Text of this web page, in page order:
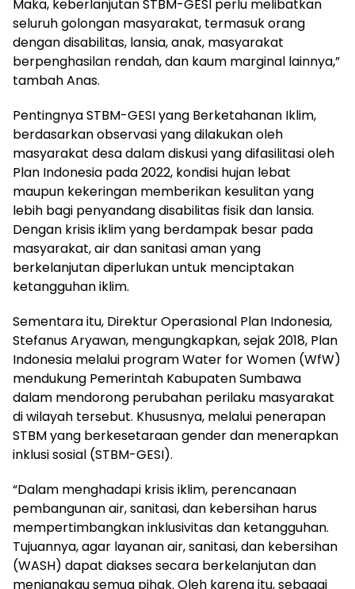
Maka, keberlanjutan STBM-GESI perlu melibatkan
seluruh golongan masyarakat, termasuk orang
dengan disabilitas, lansia, anak, masyarakat
berpenghasilan rendah, dan kaum marginal lainnya,”
tambah Anas.
Pentingnya STBM-GESI yang Berketahanan Iklim,
berdasarkan observasi yang dilakukan oleh
masyarakat desa dalam diskusi yang difasilitasi oleh
Plan Indonesia pada 2022, kondisi hujan lebat
maupun kekeringan memberikan kesulitan yang
lebih bagi penyandang disabilitas fisik dan lansia.
Dengan krisis iklim yang berdampak besar pada
masyarakat, air dan sanitasi aman yang
berkelanjutan diperlukan untuk menciptakan
ketangguhan iklim.
Sementara itu, Direktur Operasional Plan Indonesia,
Stefanus Aryawan, mengungkapkan, sejak 2018, Plan
Indonesia melalui program Water for Women (WfW)
mendukung Pemerintah Kabupaten Sumbawa
dalam mendorong perubahan perilaku masyarakat
di wilayah tersebut. Khususnya, melalui penerapan
STBM yang berkesetaraan gender dan menerapkan
inklusi sosial (STBM-GESI).
“Dalam menghadapi krisis iklim, perencanaan
pembangunan air, sanitasi, dan kebersihan harus
mempertimbangkan inklusivitas dan ketangguhan.
Tujuannya, agar layanan air, sanitasi, dan kebersihan
(WASH) dapat diakses secara berkelanjutan dan
menjangkau semua pihak. Oleh karena itu, sebagai